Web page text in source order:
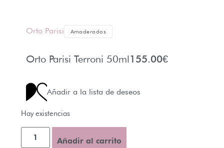
Orto Parisi Amaderados
Orto Parisi Terroni 50ml155.00€
Añadir a la lista de deseos
Hay existencias
Añadir al carrito